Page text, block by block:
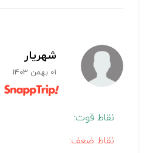
شهريار
01 بهمن 1403
نقاط قوت:
نقاط ضعف: